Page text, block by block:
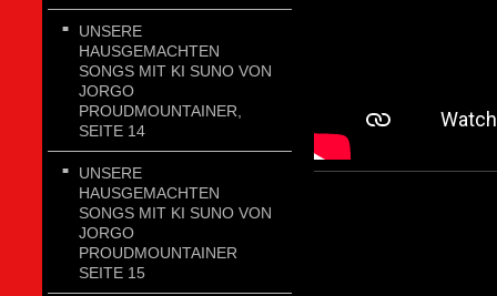
UNSERE
HAUSGEMACHTEN
SONGS MIT KI SUNO VON
JORGO
PROUDMOUNTAINER,
SEITE 14
UNSERE
HAUSGEMACHTEN
SONGS MIT KI SUNO VON
JORGO
PROUDMOUNTAINER
SEITE 15